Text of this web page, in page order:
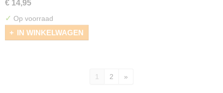
€ 14,95
✓ Op voorraad
IN WINKELWAGEN
1 2 »